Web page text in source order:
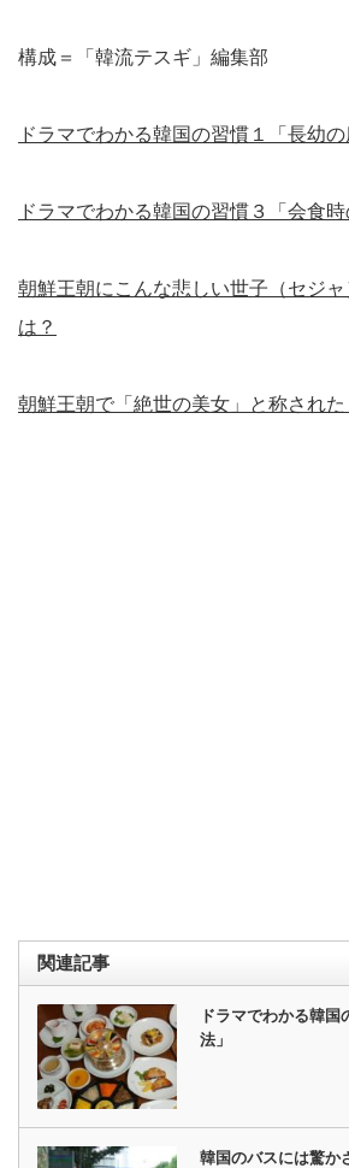
構成＝「韓流テスギ」編集部
ドラマでわかる韓国の習慣１「長幼の
ドラマでわかる韓国の習慣３「会食時
朝鮮王朝にこんな悲しい世子（セジ
は？
朝鮮王朝で「絶世の美女」と称され
関連記事
ドラマでわかる韓
法」
韓国のバスには驚か